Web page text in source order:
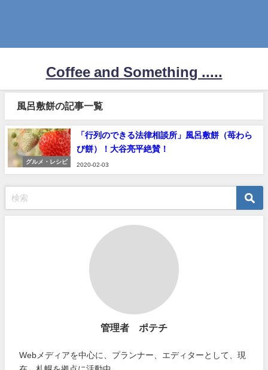
Coffee and Something .....
風呂敷餅の記事一覧
グルメ・レシピ
「行列のできる法律相談所」風呂敷餅（苺わら
び餅）！大谷亮平絶賛！
2020-02-03
管理者 ポテチ
Webメディアを中心に、プランナー、エディターとして、現